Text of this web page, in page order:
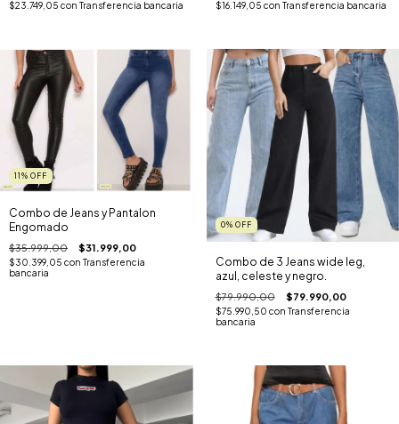
$23.749,05 con Transferencia bancaria $16.149,05 con Transferencia bancaria
11 % OFF
Combo de Jeans y Pantalon
Engomado
$35.999,00 $31.999,00
$30.399,05 con Transferencia
bancaria
0% OFF
Combo de 3 Jeans wide leg,
azul, celeste y negro.
$79.990,00 $79.990,00
$75.990,50 con Transferencia
bancaria